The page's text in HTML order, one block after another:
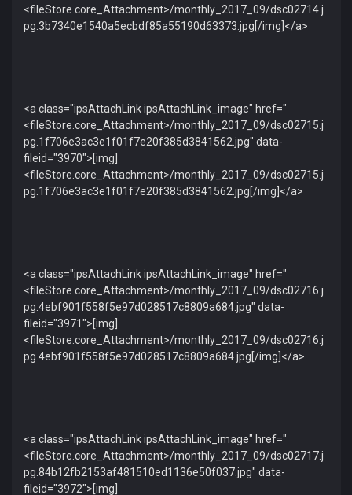
<fileStore.core_Attachment>/monthly_2017_09/dsc02714.j
pg.3b7340e1540a5ecbdf85a55190d63373.jpg[/img]</a>
<a class="ipsAttachLink ipsAttachLink_image" href="
<fileStore.core_Attachment>/monthly_2017_09/dsc02715.j
pg.1f706e3ac3e1f01f7e20f385d3841562.jpg" data-
fileid="3970">[img]
<fileStore.core_Attachment>/monthly_2017_09/dsc02715.j
pg.1f706e3ac3e1f01f7e20f385d3841562.jpg[/img]</a>
<a class="ipsAttachLink ipsAttachLink_image" href="
<fileStore.core_Attachment>/monthly_2017_09/dsc02716.j
pg.4ebf901f558f5e97d028517c8809a684.jpg" data-
fileid="3971">[img]
<fileStore.core_Attachment>/monthly_2017_09/dsc02716.j
pg.4ebf901f558f5e97d028517c8809a684.jpg[/img]</a>
<a class="ipsAttachLink ipsAttachLink_image" href="
<fileStore.core_Attachment>/monthly_2017_09/dsc02717.j
pg.84b12fb2153af481510ed1136e50f037.jpg" data-
fileid="3972">[img]